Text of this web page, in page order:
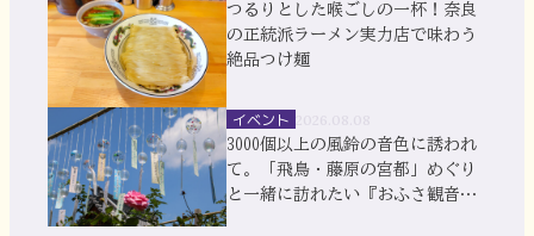
つるりとした喉ごしの一杯！奈良
の正統派ラーメン実力店で味わう
絶品つけ麺
イベント
3000個以上の風鈴の音色に誘われ
て。「飛鳥・藤原の宮都」めぐり
と一緒に訪れたい『おふさ観音』